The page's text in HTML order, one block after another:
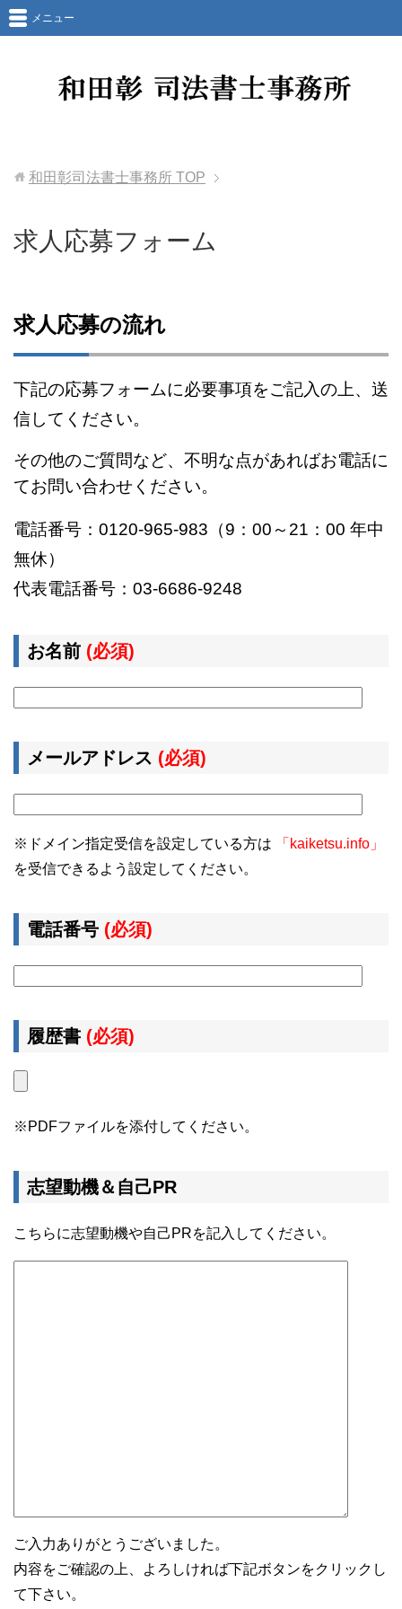
メニュー
和田彰司法書士事務所 TOP
求人応募フォーム
求人応募の流れ
下記の応募フォームに必要事項をご記入の上、送
信してください。
その他のご質問など、不明な点があればお電話に
てお問い合わせください。
電話番号：0120-965-983（9：00～21：00 年中
無休）
代表電話番号：03-6686-9248
お名前 (必須)
メールアドレス (必須)
※ドメイン指定受信を設定している方は
「kaiketsu.info」
を受信できるよう設定してください。
電話番号 (必須)
履歴書 (必須)
※PDFファイルを添付してください。
志望動機＆自己PR
こちらに志望動機や自己PRを記入してください。
ご入力ありがとうございました。
内容をご確認の上、よろしければ下記ボタンをクリックし
て下さい。